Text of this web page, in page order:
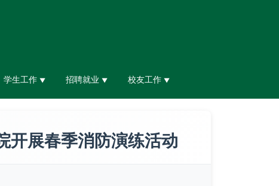
学生工作 ▼ 招聘就业 ▼ 校友工作 ▼
开展春季消防演练活动